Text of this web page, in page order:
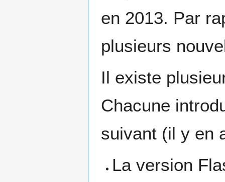
en 2013. Par
plusieurs
Il existe
Chacune
suivant (il y en
La version